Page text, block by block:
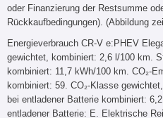
oder Finanzierung der Restsumme
Rückkaufbedingungen). (Abbildung
Energieverbrauch CR-V e:PHEV
gewichtet, kombiniert: 2,6 l/100 km.
kombiniert: 11,7 kWh/100 km. CO₂-
kombiniert: 59. CO₂-Klasse
bei entladener Batterie kombiniert:
entladener Batterie: E. Elektrische